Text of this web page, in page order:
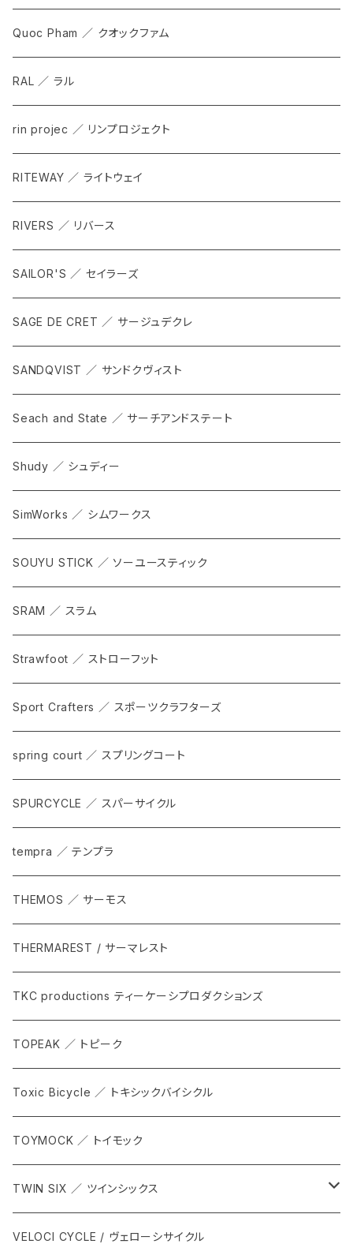
Quoc Pham ／ クオックファム
RAL ／ ラル
rin projec ／ リンプロジェクト
RITEWAY ／ ライトウェイ
RIVERS ／ リバース
SAILOR'S ／ セイラーズ
SAGE DE CRET ／ サージュデクレ
SANDQVIST ／ サンドクヴィスト
Seach and State ／ サーチアンドステート
Shudy ／ シュディー
SimWorks ／ シムワークス
SOUYU STICK ／ ソーユースティック
SRAM ／ スラム
Strawfoot ／ ストローフット
Sport Crafters ／ スポーツクラフターズ
spring court ／ スプリングコート
SPURCYCLE ／ スパーサイクル
tempra ／ テンプラ
THEMOS ／ サーモス
THERMAREST / サーマレスト
TKC productions ティーケーシプロダクションズ
TOPEAK ／ トピーク
Toxic Bicycle ／ トキシックバイシクル
TOYMOCK ／ トイモック
TWIN SIX ／ ツインシックス
ALL
VELOCI CYCLE / ヴェローシサイクル